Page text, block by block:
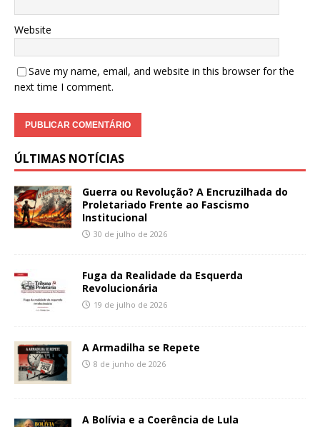
Website
Save my name, email, and website in this browser for the
next time I comment.
ÚLTIMAS NOTÍCIAS
Guerra ou Revolução? A Encruzilhada do
Proletariado Frente ao Fascismo
Institucional
30 de julho de 2026
Fuga da Realidade da Esquerda
Revolucionária
19 de julho de 2026
A Armadilha se Repete
8 de junho de 2026
A Bolívia e a Coerência de Lula